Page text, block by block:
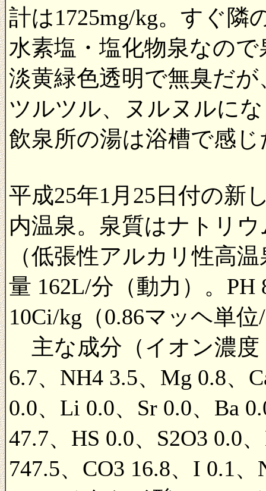
計は1725mg/kg。すぐ隣
水素塩・塩化物泉なの
淡黄緑色透明で無臭だ
ツルツル、ヌルヌルに
飲泉所の湯は浴槽で感
平成25年1月25日付の新
内温泉。泉質はナトリ
（低張性アルカリ性高
量 162L/分（動力）。PH
10Ci/kg（0.86マッヘ単
主な成分（イオン濃度
6.7、NH4 3.5、Mg 0.8、
0.0、Li 0.0、Sr 0.0、Ba
47.7、HS 0.0、S2O3 0.0
747.5、CO3 16.8、I 0.1